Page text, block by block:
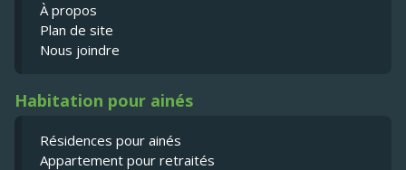
À propos
Plan de site
Nous joindre
Habitation pour ainés
Résidences pour ainés
Appartement pour retraités